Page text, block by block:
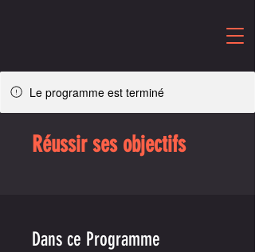
Le programme est terminé
Réussir ses objectifs
Dans ce Programme